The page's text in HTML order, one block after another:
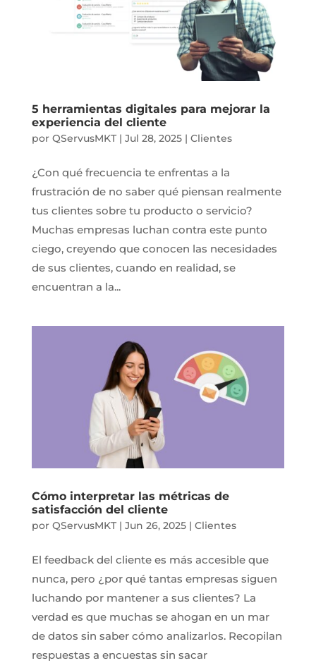
5 herramientas digitales para mejorar la
experiencia del cliente
por QServusMKT| Jul 28, 2025| Clientes
¿Con qué frecuencia te enfrentas a la
frustración de no saber qué piensan realmente
tus clientes sobre tu producto o servicio?
Muchas empresas luchan contra este punto
ciego, creyendo que conocen las necesidades
de sus clientes, cuando en realidad, se
encuentran a la...
Cómo interpretar las métricas de
satisfacción del cliente
por QServusMKT| Jun 26, 2025| Clientes
El feedback del cliente es más accesible que
nunca, pero ¿por qué tantas empresas siguen
luchando por mantener a sus clientes? La
verdad es que muchas se ahogan en un mar
de datos sin saber cómo analizarlos. Recopilan
respuestas a encuestas sin sacar